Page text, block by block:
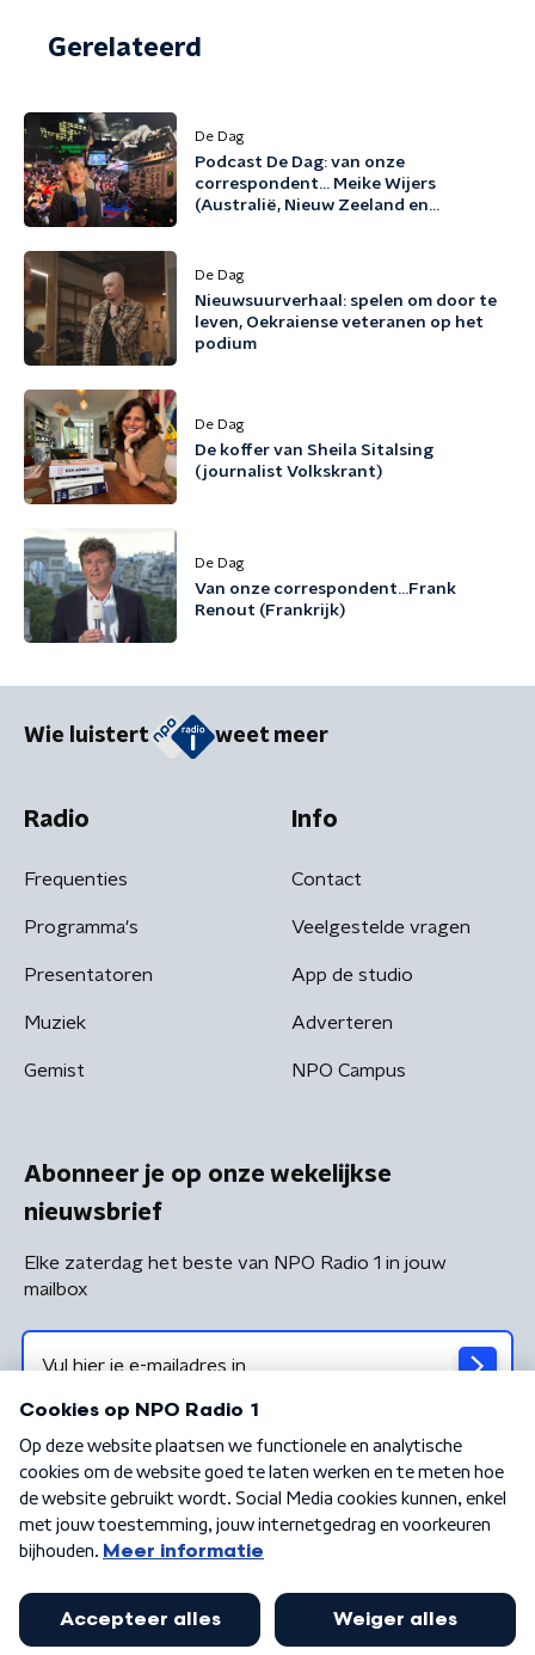
Gerelateerd
De Dag
Podcast De Dag: van onze
correspondent... Meike Wijers
(Australië, Nieuw Zeeland en
De Dag
Nieuwsuurverhaal: spelen om door te
leven, Oekraiense veteranen op het
podium
De Dag
De koffer van Sheila Sitalsing
(journalist Volkskrant)
De Dag
Van onze correspondent...Frank
Renout (Frankrijk)
Wie luistert weet meer
Radio
Frequenties
Programma's
Presentatoren
Muziek
Gemist
Info
Contact
Veelgestelde vragen
App de studio
Adverteren
NPO Campus
Abonneer je op onze wekelijkse
nieuwsbrief
Elke zaterdag het beste van NPO Radio 1 in jouw
mailbox
Algemene voorwaarden